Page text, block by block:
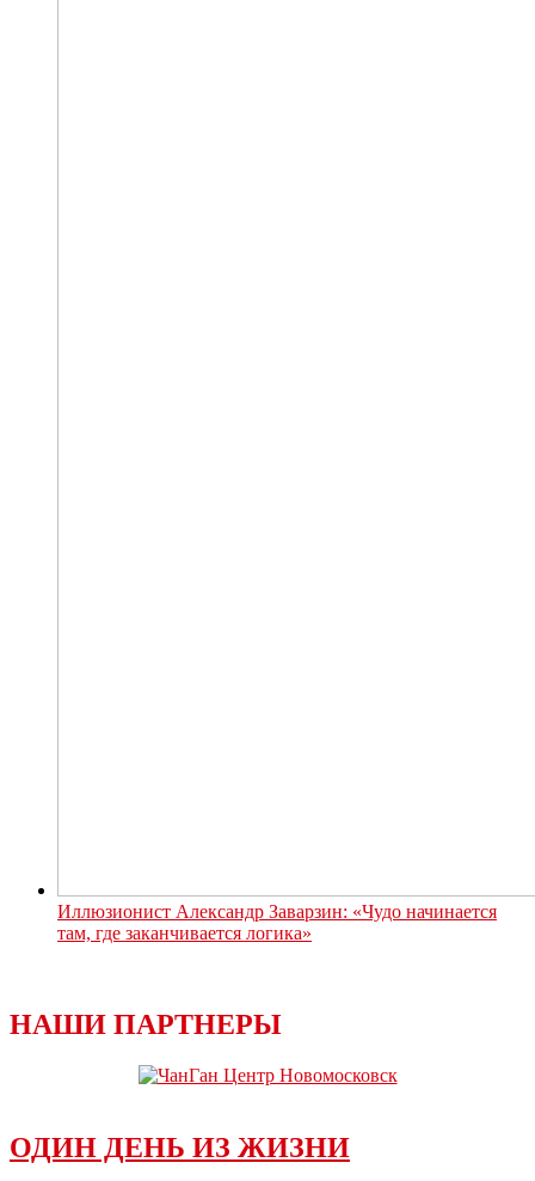
Иллюзионист Александр Заварзин: «Чудо начинается
там, где заканчивается логика»
НАШИ ПАРТНЕРЫ
ОДИН ДЕНЬ ИЗ ЖИЗНИ